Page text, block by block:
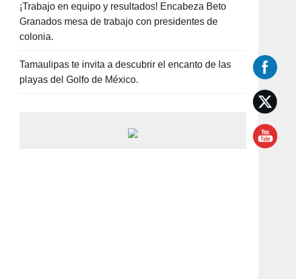
¡Trabajo en equipo y resultados! Encabeza Beto
Granados mesa de trabajo con presidentes de
colonia.
Tamaulipas te invita a descubrir el encanto de las
playas del Golfo de México.